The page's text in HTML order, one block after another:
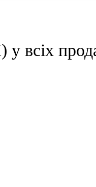
всіх